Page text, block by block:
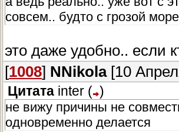
совсем.. будто с грозой
это даже удобно.. если
[1008] NNikola[10
Цитата inter ( )
не вижу причины не
одновременно делается